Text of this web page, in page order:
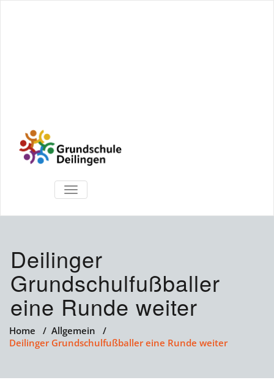
TOGGLE
NAVIGATION
Deilinger
Grundschulfußballer
eine Runde weiter
Home / Allgemein /
Deilinger Grundschulfußballer eine Runde weiter